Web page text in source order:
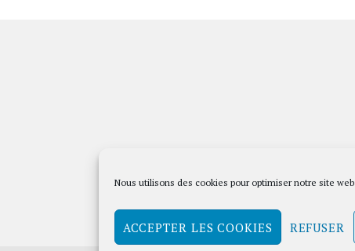
Nous utilisons des cookies pour optimiser notre site
ACCEPTER LES COOKIES REFUSER